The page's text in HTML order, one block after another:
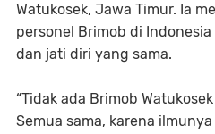
Watukosek, Jawa Timur. Ia
personel Brimob di
dan jati diri yang sama.
“Tidak ada Brimob
Semua sama, karena